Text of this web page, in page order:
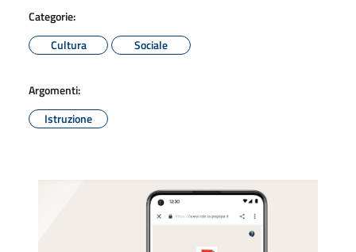
Categorie:
Cultura
Sociale
Argomenti:
Istruzione